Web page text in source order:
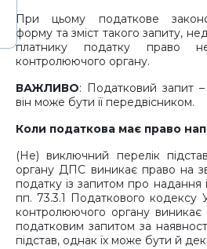
При цьому податкове
форму та зміст такого запиту,
платнику податку право
контролюючого органу.
ВАЖЛИВО: Податковий запит
він може бути її передвісником.
Коли податкова має право
(Не) виключний перелік
органу ДПС виникає право на
податку із запитом про надання
пп. 73.3.1 Податкового кодексу
контролюючого органу
податковим запитом за
підстав, однак їх може бути й